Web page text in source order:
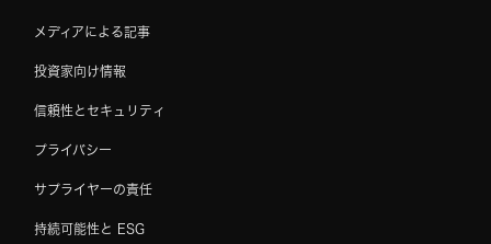
メディアによる記事
投資家向け情報
信頼性とセキュリティ
プライバシー
サプライヤーの責任
持続可能性と ESG